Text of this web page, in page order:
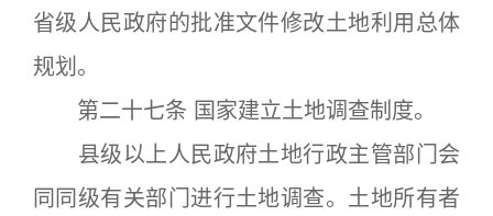
省级人民政府的批准文件修改土地利用总体
规划。
第二十七条 国家建立土地调查制度。
县级以上人民政府土地行政主管部门会
同同级有关部门进行土地调查。土地所有者